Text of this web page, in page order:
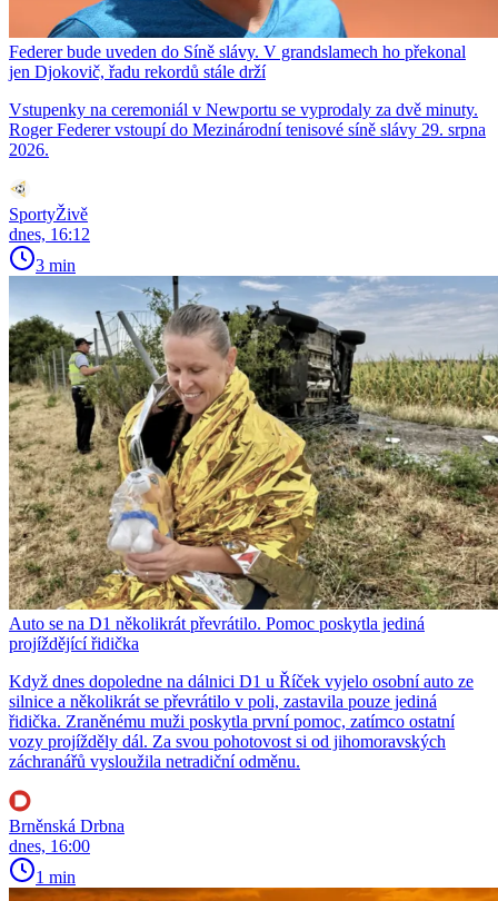
Federer bude uveden do Síně slávy. V grandslamech ho překonal
jen Djokovič, řadu rekordů stále drží
Vstupenky na ceremoniál v Newportu se vyprodaly za dvě minuty.
Roger Federer vstoupí do Mezinárodní tenisové síně slávy 29. srpna
2026.
SportyŽivě
dnes, 16:12
3 min
Auto se na D1 několikrát převrátilo. Pomoc poskytla jediná
projíždějící řidička
Když dnes dopoledne na dálnici D1 u Říček vyjelo osobní auto ze
silnice a několikrát se převrátilo v poli, zastavila pouze jediná
řidička. Zraněnému muži poskytla první pomoc, zatímco ostatní
vozy projížděly dál. Za svou pohotovost si od jihomoravských
záchranářů vysloužila netradiční odměnu.
Brněnská Drbna
dnes, 16:00
1 min